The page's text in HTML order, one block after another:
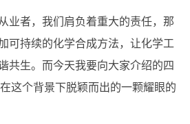
业者，我们肩负着重大的责任，那
可持续的化学合成方法，让化学工
共生。而今天我要向大家介绍的四
这个背景下脱颖而出的一颗耀眼的